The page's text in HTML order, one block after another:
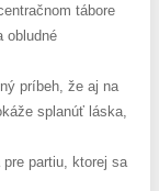
tábore
obludné
príbeh, že aj na
splanúť láska,
partiu, ktorej sa